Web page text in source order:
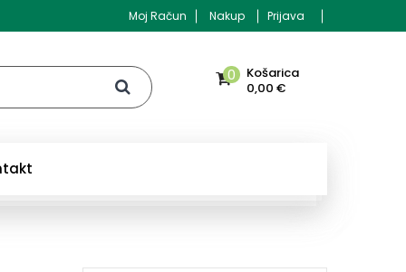
Moj Račun Nakup Prijava
Košarica
0
0,00 €